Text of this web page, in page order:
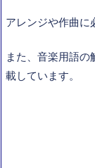
アレンジや作曲に
また、音楽用語
載しています。